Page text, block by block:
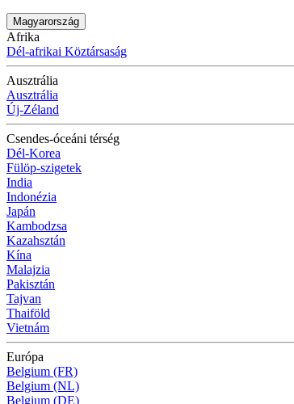
Magyarország
Afrika
Dél-afrikai Köztársaság
Ausztrália
Ausztrália
Új-Zéland
Csendes-óceáni térség
Dél-Korea
Fülöp-szigetek
India
Indonézia
Japán
Kambodzsa
Kazahsztán
Kína
Malajzia
Pakisztán
Tajvan
Thaiföld
Vietnám
Európa
Belgium (FR)
Belgium (NL)
Belgium (DE)